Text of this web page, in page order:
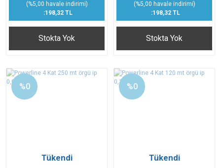
(%5,00 havale indirimi)
:198,32 TL
Stokta Yok
(%5,00 havale indirimi)
:198,32 TL
Stokta Yok
%0
Tükendi
%0
Tükendi